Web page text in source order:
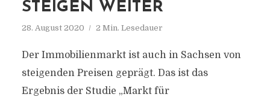
STEIGEN WEITER
28. August 2020 2 Min. Lesedauer
Der Immobilienmarkt ist auch in Sachsen von
steigenden Preisen geprägt. Das ist das
Ergebnis der Studie „Markt für